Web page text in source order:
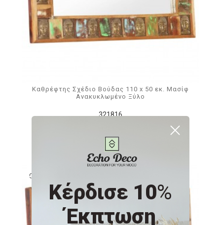
321816
Καθρέφτης Σχέδιο Βούδας 110 x 50 εκ. Μασίφ
Ανακυκλωμένο Ξύλο
Κέρδισε 10%
Έκπτωση